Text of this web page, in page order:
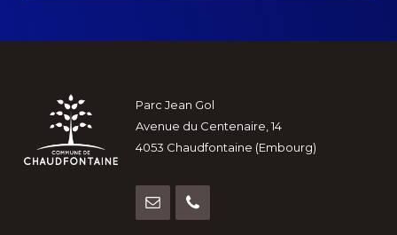
Footer
Parc Jean Gol
Avenue du Centenaire, 14
4053 Chaudfontaine (Embourg)